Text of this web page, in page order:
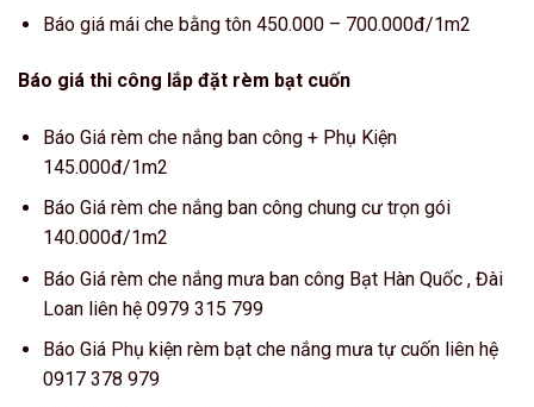
Báo giá mái che bằng tôn 450.000 – 700.000đ/1m2
Báo giá thi công lắp đặt rèm bạt cuốn
Báo Giá rèm che nắng ban công + Phụ Kiện
145.000đ/1m2
Báo Giá rèm che nắng ban công chung cư trọn gói
140.000đ/1m2
Báo Giá rèm che nắng mưa ban công Bạt Hàn Quốc , Đài
Loan liên hệ 0979 315 799
Báo Giá Phụ kiện rèm bạt che nắng mưa tự cuốn liên hệ
0917 378 979